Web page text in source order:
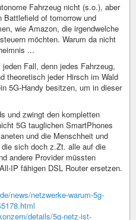
Fahrzeug nicht (s.o.), aber
of tomorrow und
wie Amazon, die irgendwelche
möchten. Warum da nicht
...
Fall, denn jedes Fahrzeug,
theoretisch jeder Hirsch im Wald
5G-Handy besitzen, um in dieser
und zwingt den kompletten
5G tauglichen SmartPhones
und die Menschheit und
sich doch z.Zt. alle auf die
andere Provider müssten
IP fähigen DSL Router ersetzen.
news/netzwerke-warum-5g-
details/5g-netz-ist-